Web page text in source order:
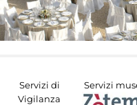
Servizi di
Vigilanza
Servizi